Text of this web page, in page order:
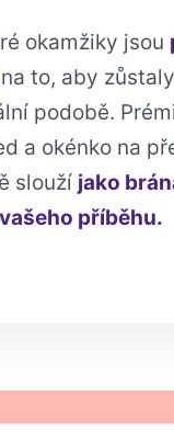
okamžiky jsou
na to, aby
podobě.
a okénko na
slouží jako
vašeho příběhu.